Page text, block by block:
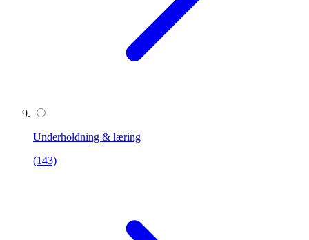
Underholdning & læring
(143)